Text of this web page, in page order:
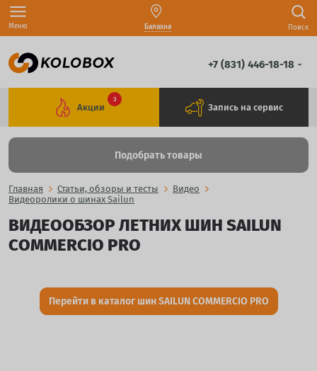
Меню Балахна Поиск
+7 (831) 446-18-18
Акции
3
Запись на сервис
Подобрать товары
Главная Статьи, обзоры и тесты
Видео
Видеоролики о шинах Sailun
ВИДЕООБЗОР ЛЕТНИХ ШИН SAILUN
COMMERCIO PRO
Перейти в каталог шин SAILUN COMMERCIO PRO